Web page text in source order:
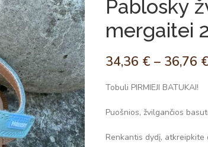
Pablosky
mergaitei
34,36 € – 36,76
Tobuli PIRMIEJI BATUKAI!
Puošnios, žvilgančios
Renkantis dydį, atkreipkite